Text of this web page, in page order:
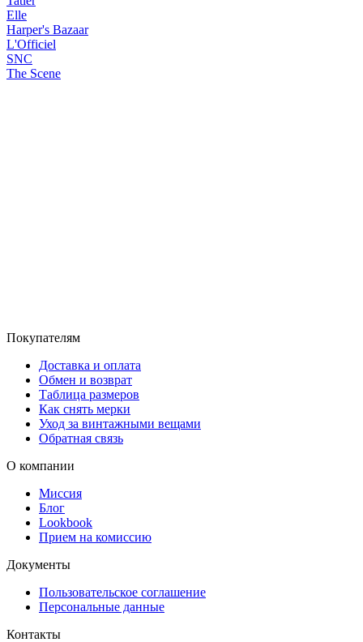
Elle
Harper's Bazaar
L'Officiel
SNC
The Scene
Покупателям
Доставка и оплата
Обмен и возврат
Таблица размеров
Как снять мерки
Уход за винтажными вещами
Обратная связь
О компании
Миссия
Блог
Lookbook
Прием на комиссию
Документы
Пользовательское соглашение
Персональные данные
Контакты